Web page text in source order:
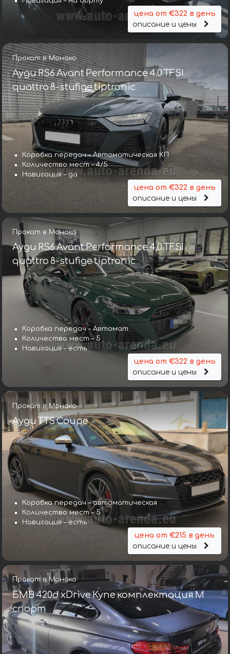
цена от €322 в день
описание и цены
Прокат в Монако
Ауди RS6 Avant Performance 4.0 TFSI
quattro 8-stufige tiptronic
Коробка передач – Автоматическая КП
Количество мест – 4/5
Навигация – да
цена от €322 в день
описание и цены
Прокат в Монако
Ауди RS6 Avant Performance 4.0 TFSI
quattro 8-stufige tiptronic
Коробка передач – Автомат
Количество мест – 5
Навигация – есть
цена от €322 в день
описание и цены
Прокат в Монако
Ауди TTS Coupe
Коробка передач – автоматическая
Количество мест – 5
Навигация – есть
цена от €215 в день
описание и цены
Прокат в Монако
БМВ 420d xDrive Купе комплектация М
спорт